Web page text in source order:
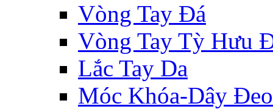
Vòng Tay Đá
Vòng Tay Tỳ Hưu
Lắc Tay Da
Móc Khóa-Dây Đeo